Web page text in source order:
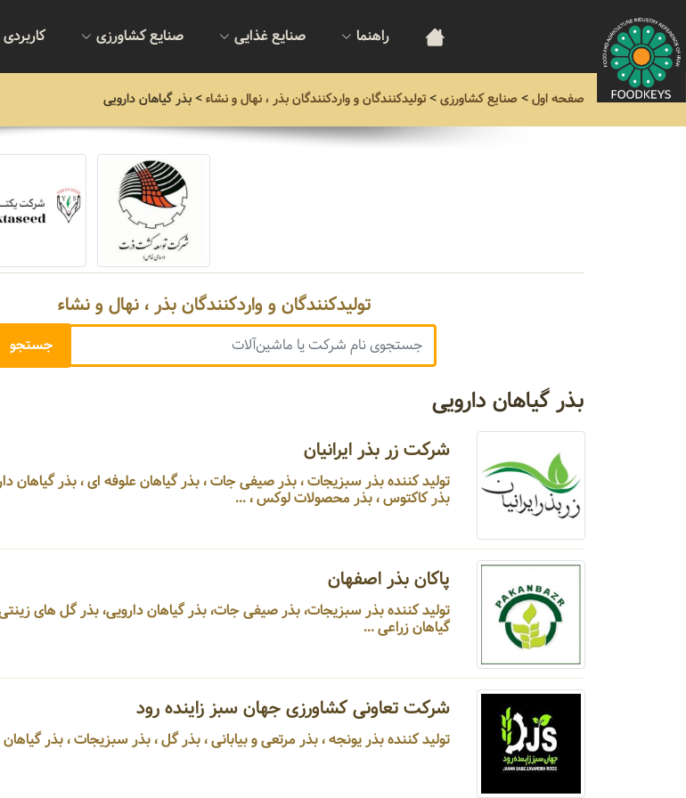
راهنما صنایع غذایی صنایع کشاورزی کاربردی
صفحه اول> صنایع کشاورزی>تولیدکنندگان و واردکنندگان بذر ، نهال و نشاء> بذر گیاهان دارویی
تولیدکنندگان و واردکنندگان بذر ، نهال و نشاء
بذر گیاهان دارویی
شرکت زر بذر ایرانیان
تولید کننده بذر سبزیجات ، بذر صیفی جات ، بذر گیاهان علوفه ای ، بذر
بذر کاکتوس ، بذر محصولات لوکس ، ...
پاکان بذر اصفهان
تولید کننده بذر سبزیجات، بذر صیفی جات، بذر گیاهان دارویی، بذر گل های
گیاهان زراعی ...
شرکت تعاونی کشاورزی جهان سبز زاینده رود
تولید کننده بذر یونجه ، بذر مرتعی و بیابانی ، بذر گل ، بذر سبزیجات ، بذر گیاهان دارویی ، بذور علوفه ای ...